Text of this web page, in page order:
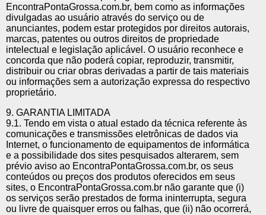
EncontraPontaGrossa.com.br, bem como as informações
divulgadas ao usuário através do serviço ou de
anunciantes, podem estar protegidos por direitos autorais,
marcas, patentes ou outros direitos de propriedade
intelectual e legislação aplicável. O usuário reconhece e
concorda que não poderá copiar, reproduzir, transmitir,
distribuir ou criar obras derivadas a partir de tais materiais
ou informações sem a autorização expressa do respectivo
proprietário.
9. GARANTIA LIMITADA
9.1. Tendo em vista o atual estado da técnica referente às
comunicações e transmissões eletrônicas de dados via
Internet, o funcionamento de equipamentos de informática
e a possibilidade dos sites pesquisados alterarem, sem
prévio aviso ao EncontraPontaGrossa.com.br, os seus
conteúdos ou preços dos produtos oferecidos em seus
sites, o EncontraPontaGrossa.com.br não garante que (i)
os serviços serão prestados de forma ininterrupta, segura
ou livre de quaisquer erros ou falhas, que (ii) não ocorrerá,